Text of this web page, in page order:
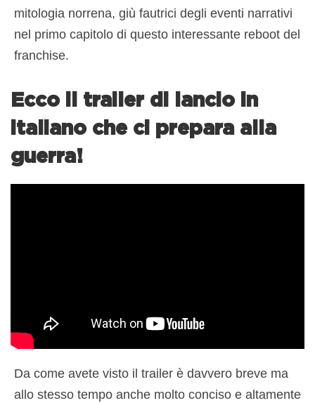
mitologia norrena, giù fautrici degli eventi narrativi
nel primo capitolo di questo interessante reboot del
franchise.
Ecco il trailer di lancio in
italiano che ci prepara alla
guerra!
Da come avete visto il trailer è davvero breve ma
allo stesso tempo anche molto conciso e altamente